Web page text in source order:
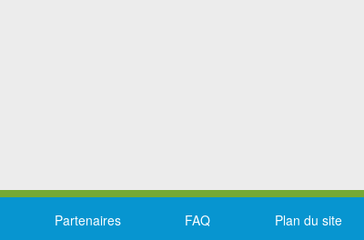
Partenaires FAQ Plan du site